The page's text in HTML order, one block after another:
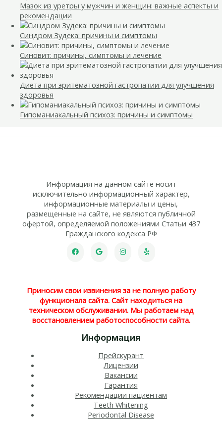
Мазок из уретры у мужчин и женщин: важные аспекты и
рекомендации
Синдром Зудека: причины и симптомы
Синовит: причины, симптомы и лечение
Диета при эритематозной гастропатии для улучшения
здоровья
Гипоманиакальный психоз: причины и симптомы
Информация на данном сайте носит
исключительно информационный характер,
информационные материалы и цены,
размещенные на сайте, не являются публичной
офертой, определяемой положениями Статьи 437
Гражданского кодекса РФ
Приносим свои извинения за не полную работу
функционала сайта. Сайт находиться на
техническом обслуживании. Мы работаем над
восстановлением работоспособности сайта.
Информация
Прейскурант
Лицензии
Вакансии
Гарантия
Рекомендации пациентам
Teeth Whitening​
Periodontal Disease​